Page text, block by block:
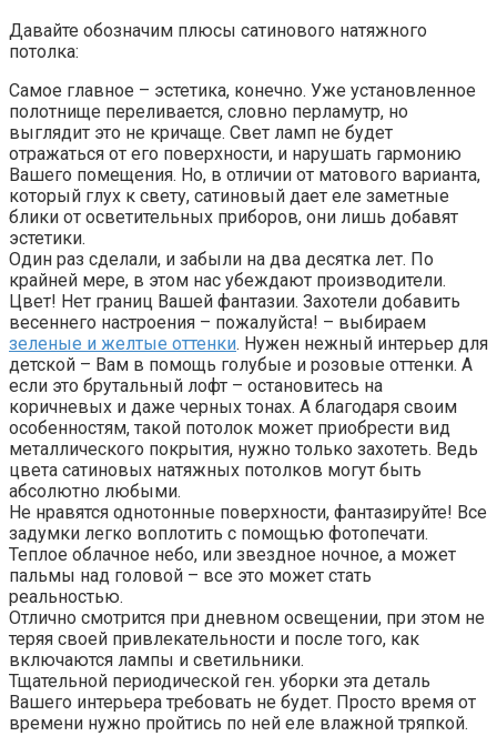
Давайте обозначим плюсы сатинового натяжного
потолка:
Самое главное – эстетика, конечно. Уже установленное
полотнище переливается, словно перламутр, но
выглядит это не кричаще. Свет ламп не будет
отражаться от его поверхности, и нарушать гармонию
Вашего помещения. Но, в отличии от матового варианта,
который глух к свету, сатиновый дает еле заметные
блики от осветительных приборов, они лишь добавят
эстетики.
Один раз сделали, и забыли на два десятка лет. По
крайней мере, в этом нас убеждают производители.
Цвет! Нет границ Вашей фантазии. Захотели добавить
весеннего настроения – пожалуйста! – выбираем
зеленые и желтые оттенки. Нужен нежный интерьер для
детской – Вам в помощь голубые и розовые оттенки. А
если это брутальный лофт – остановитесь на
коричневых и даже черных тонах. А благодаря своим
особенностям, такой потолок может приобрести вид
металлического покрытия, нужно только захотеть. Ведь
цвета сатиновых натяжных потолков могут быть
абсолютно любыми.
Не нравятся однотонные поверхности, фантазируйте! Все
задумки легко воплотить с помощью фотопечати.
Теплое облачное небо, или звездное ночное, а может
пальмы над головой – все это может стать
реальностью.
Отлично смотрится при дневном освещении, при этом не
теряя своей привлекательности и после того, как
включаются лампы и светильники.
Тщательной периодической ген. уборки эта деталь
Вашего интерьера требовать не будет. Просто время от
времени нужно пройтись по ней еле влажной тряпкой.